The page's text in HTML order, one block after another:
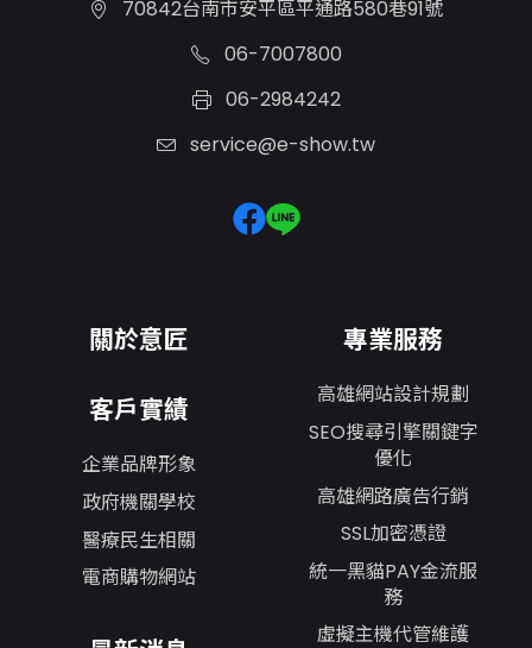
70842台南市安平區平通路580巷91號
06-7007800
06-2984242
service@e-show.tw
關於意匠
客戶實績
企業品牌形象
政府機關學校
醫療民生相關
電商購物網站
專業服務
高雄網站設計規劃
SEO搜尋引擎關鍵字
優化
高雄網路廣告行銷
SSL加密憑證
統一黑貓PAY金流服
務
虛擬主機代管維護